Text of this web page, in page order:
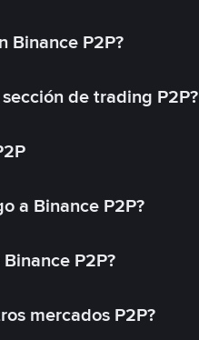
Binance P2P?
de trading P2P?
a Binance P2P?
P2P?
mercados P2P?